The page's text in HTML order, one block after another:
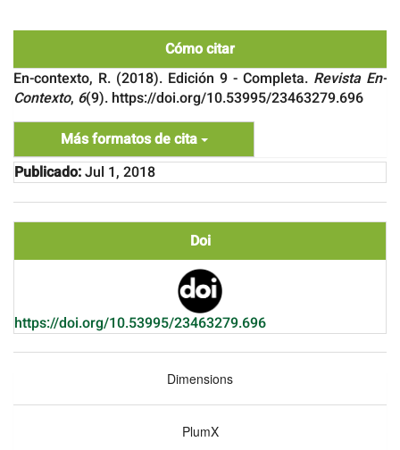
Cómo citar
En-contexto, R. (2018). Edición 9 - Completa. Revista En-
Contexto, 6(9). https://doi.org/10.53995/23463279.696
Más formatos de cita
Publicado:Jul 1, 2018
Doi
https://doi.org/10.53995/23463279.696
Dimensions
PlumX